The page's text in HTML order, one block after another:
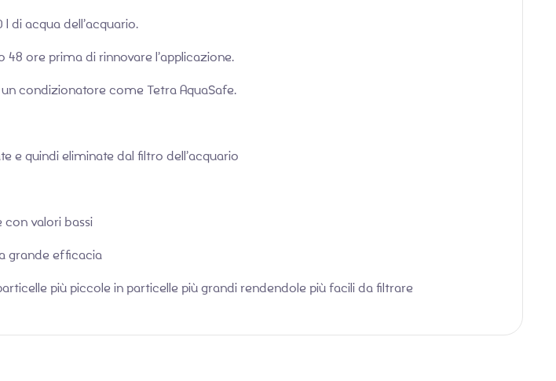
di acqua dell’acquario.
48 ore prima di rinnovare l’applicazione.
condizionatore come Tetra AquaSafe.
e quindi eliminate dal filtro dell’acquario
valori bassi
grande efficacia
più piccole in particelle più grandi rendendole più facili da filtrare